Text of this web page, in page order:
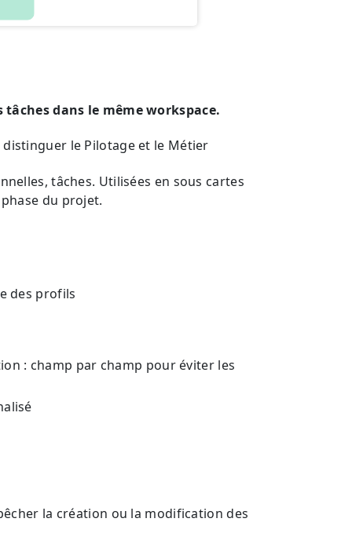
dans le même workspace.
le Pilotage et le Métier
tâches. Utilisées en sous cartes
du projet.
des profils
: champ par champ pour éviter les
la création ou la modification des